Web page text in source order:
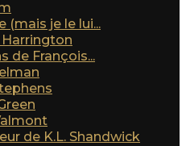
je le lui...
de François...
de K.L. Shandwick